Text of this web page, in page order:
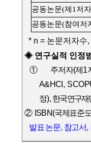
공동논문(제 1 저자
공동논문(참여저
* n = 논문저자수
◈ 연구실적 인정
① 주저자(제 1
A&HCI,
정), 한국연구재
② SBN(국제표준
발표 논문, 참고서,